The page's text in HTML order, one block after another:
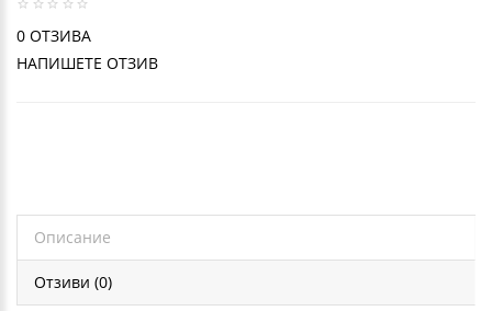
0 ОТЗИВА
НАПИШЕТЕ ОТЗИВ
Описание
Отзиви (0)